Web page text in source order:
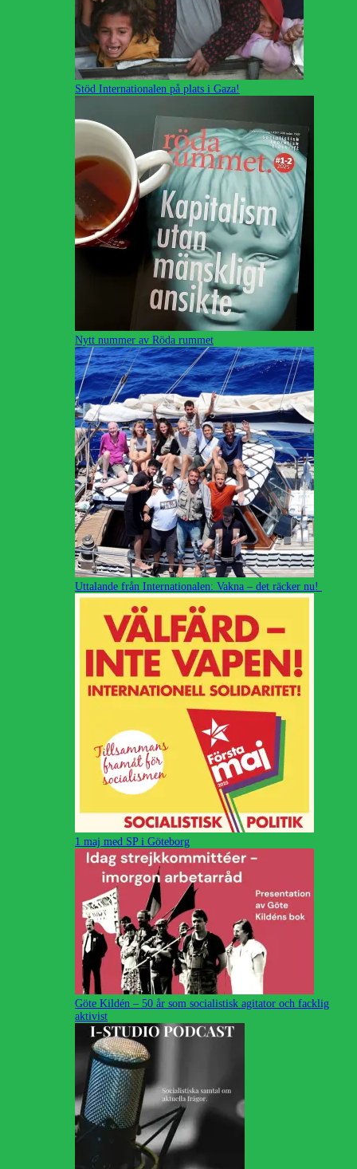
Stöd Internationalen på plats i Gaza!
Nytt nummer av Röda rummet
Uttalande från Internationalen: Vakna – det räcker nu!
1 maj med SP i Göteborg
Göte Kildén – 50 år som socialistisk agitator och facklig
aktivist